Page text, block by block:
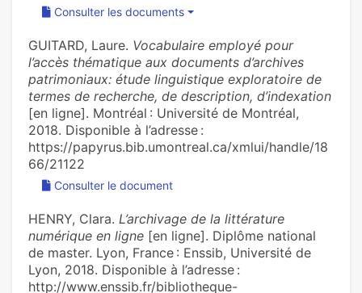
Consulter les documents
GUITARD, Laure. Vocabulaire employé pour
l’accès thématique aux documents d’archives
patrimoniaux: étude linguistique exploratoire de
termes de recherche, de description, d’indexation
[en ligne]. Montréal : Université de Montréal,
2018. Disponible à l’adresse :
https://papyrus.bib.umontreal.ca/xmlui/handle/18
66/21122
Consulter le document
HENRY, Clara. L’archivage de la littérature
numérique en ligne [en ligne]. Diplôme national
de master. Lyon, France : Enssib, Université de
Lyon, 2018. Disponible à l’adresse :
http://www.enssib.fr/bibliotheque-